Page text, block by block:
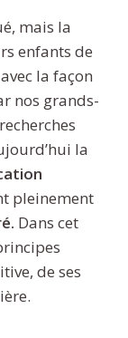
mais la
enfants de
la façon
nos grands-
la
pleinement
Dans cet
de ses